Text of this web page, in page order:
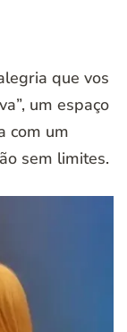
que vos
um espaço
com um
sem limites.